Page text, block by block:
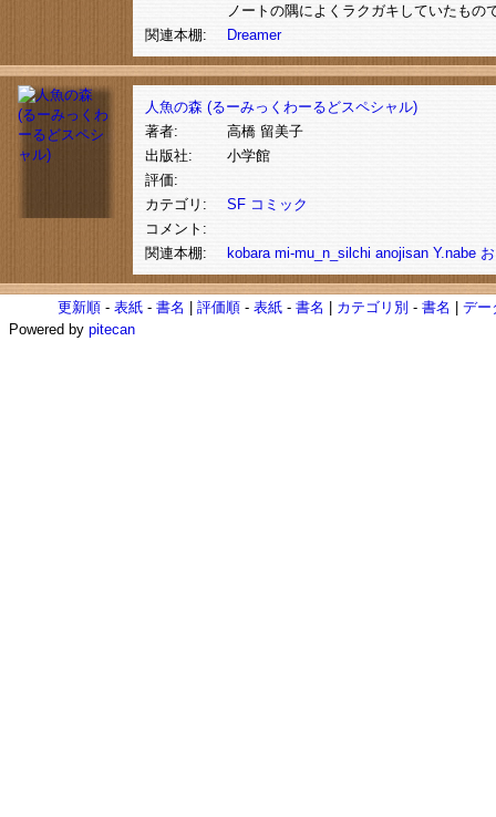
ノートの隅によくラクガキしていたも
関連本棚:
Dreamer
人魚の森 (るーみっくわーるどスペシャル)
著者:
高橋 留美子
出版社:
小学館
評価:
カテゴリ:
SF コミック
コメント:
関連本棚:
kobara mi-mu_n_silchi anojisan Y.nabe
更新順 -表紙 -書名 |評価順 -表紙 -書名 カテゴリ別 -書名 |デー
Powered by pitecan